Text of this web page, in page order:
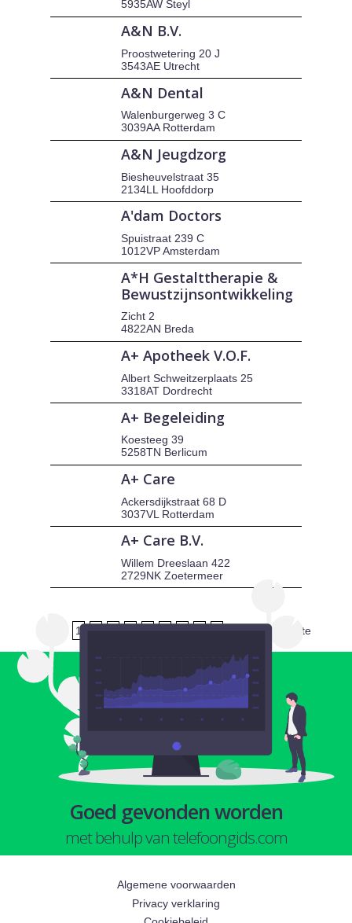
5935AW Steyl
A&N B.V.
Proostwetering 20 J
3543AE Utrecht
A&N Dental
Walenburgerweg 3 C
3039AA Rotterdam
A&N Jeugdzorg
Biesheuvelstraat 35
2134LL Hoofddorp
A'dam Doctors
Spuistraat 239 C
1012VP Amsterdam
A*H Gestalttherapie &
Bewustzijnsontwikkeling
Zicht 2
4822AN Breda
A+ Apotheek V.O.F.
Albert Schweitzerplaats 25
3318AT Dordrecht
A+ Begeleiding
Koesteeg 39
5258TN Berlicum
A+ Care
Ackersdijkstraat 68 D
3037VL Rotterdam
A+ Care B.V.
Willem Dreeslaan 422
2729NK Zoetermeer
1 volgende laatste
Goed gevonden worden
met behulp van telefoongids.com
Algemene voorwaarden
Privacy verklaring